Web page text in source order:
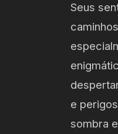
Seus
e
sombra